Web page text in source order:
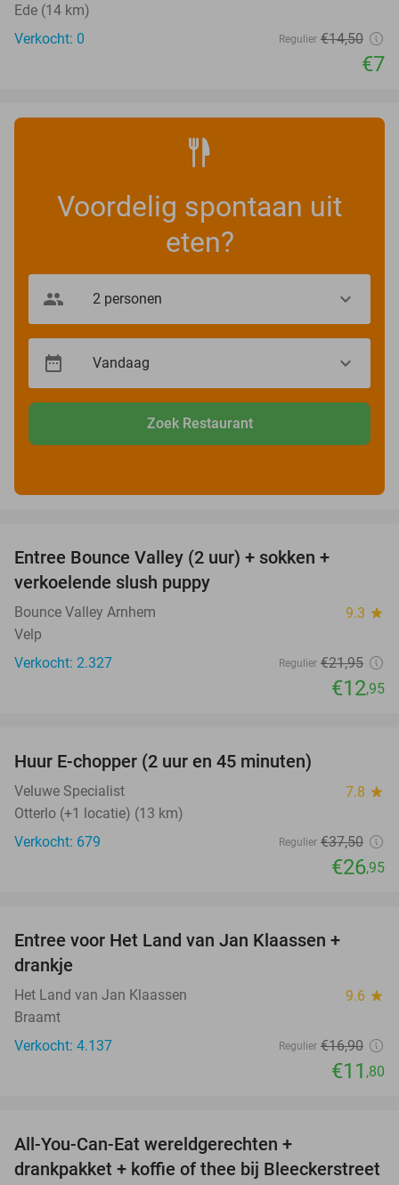
Ede (14 km)
Verkocht: 0
Regulier €14,50
€7
Voordelig spontaan uit
eten?
Zoek Restaurant
Entree Bounce Valley (2 uur) + sokken +
verkoelende slush puppy
Bounce Valley Arnhem 9.3 star
Velp
Verkocht: 2.327
Regulier €21,95
€12,95
Huur E-chopper (2 uur en 45 minuten)
Veluwe Specialist 7.8 star
Otterlo (+1 locatie) (13 km)
Verkocht: 679
Regulier €37,50
€26,95
Entree voor Het Land van Jan Klaassen +
drankje
Het Land van Jan Klaassen 9.6 star
Braamt
Verkocht: 4.137
Regulier €16,90
€11 ,80
All-You-Can-Eat wereldgerechten +
drankpakket + koffie of thee bij Bleeckerstreet